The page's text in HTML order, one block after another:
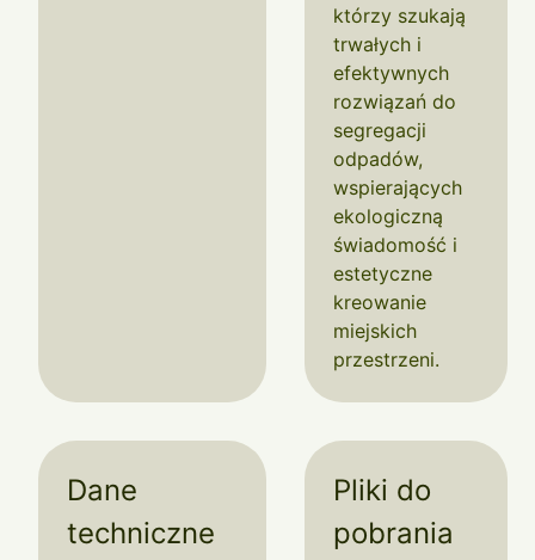
którzy szukają
trwałych i
efektywnych
rozwiązań do
segregacji
odpadów,
wspierających
ekologiczną
świadomość i
estetyczne
kreowanie
miejskich
przestrzeni.
Dane
techniczne
Pliki do
pobrania